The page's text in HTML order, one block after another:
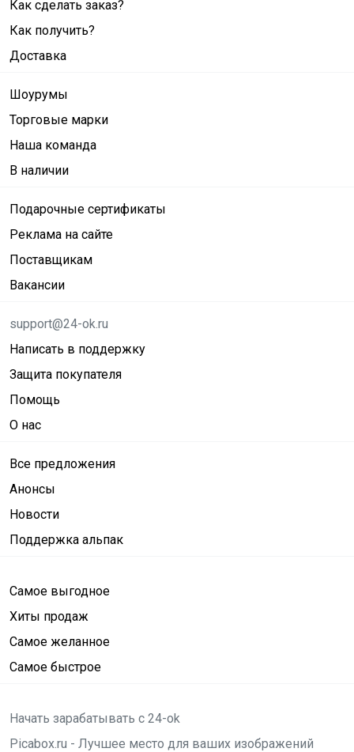
Как сделать заказ?
Как получить?
Доставка
Шоурумы
Торговые марки
Наша команда
В наличии
Подарочные сертификаты
Реклама на сайте
Поставщикам
Вакансии
support@24-ok.ru
Написать в поддержку
Защита покупателя
Помощь
О нас
Все предложения
Анонсы
Новости
Поддержка альпак
Самое выгодное
Хиты продаж
Самое желанное
Самое быстрое
Начать зарабатывать с 24-ok
Picabox.ru - Лучшее место для ваших изображений